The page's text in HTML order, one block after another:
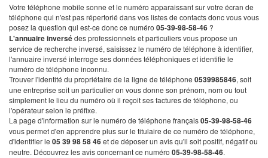
Votre téléphone mobile sonne et le numéro apparaissant sur votre écran de
téléphone qui n'est pas répertorié dans vos listes de contacts donc vous vous
posez la question qui est-ce donc ce numéro 05-39-98-58-46 ?
L'annuaire inversédes professionnels et particuliers vous propose un
service de recherche inversé, saisissez le numéro de téléphone à identifier,
l'annuaire inversé interroge ses données téléphoniques et identifie le
numéro de téléphone inconnu.
Trouver l'identité du propriétaire de la ligne de téléphone 0539985846, soit
une entreprise soit un particulier on vous donne son prénom, nom ou tout
simplement le lieu du numéro où il reçoit ses factures de téléphone, ou
l'opérateur selon le préfixe.
La page d'information sur le numéro de téléphone français05-39-98-58-46
vous permet d'en apprendre plus sur le titulaire de ce numéro de téléphone,
d'identifier le 05 39 98 58 46et de déposer un avis qu'il soit positif, négatif ou
neutre. Découvrez les avis concernant ce numéro 05-39-98-58-46.